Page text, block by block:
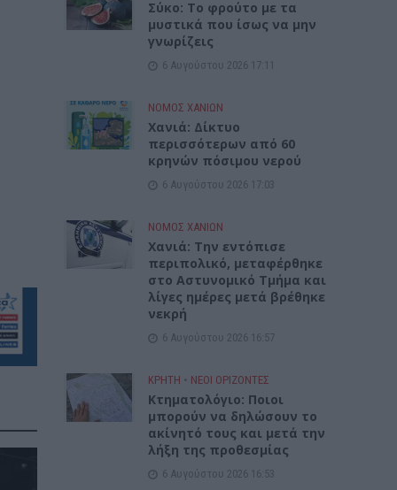
Σύκο: Το φρούτο με τα
μυστικά που ίσως να μην
γνωρίζεις
6 Αυγούστου 2026 17:11
ΝΟΜΌΣ ΧΑΝΊΩΝ
Xανιά: Δίκτυο
περισσότερων από 60
κρηνών πόσιμου νερού
6 Αυγούστου 2026 17:03
ΝΟΜΌΣ ΧΑΝΊΩΝ
Χανιά: Την εντόπισε
περιπολικό, μεταφέρθηκε
στο Αστυνομικό Τμήμα και
λίγες ημέρες μετά βρέθηκε
νεκρή
6 Αυγούστου 2026 16:57
ΚΡΗΤΗ • ΝΕΟΙ ΟΡΙΖΟΝΤΕΣ
Κτηματολόγιο: Ποιοι
μπορούν να δηλώσουν το
ακίνητό τους και μετά την
λήξη της προθεσμίας
6 Αυγούστου 2026 16:53